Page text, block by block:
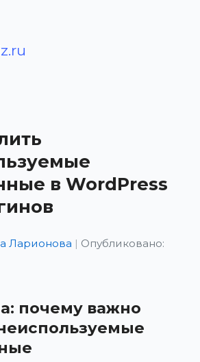
в WordPress
Ларионова | Опубликовано:
почему важно